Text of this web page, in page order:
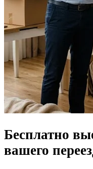
Бесплатно
вашего